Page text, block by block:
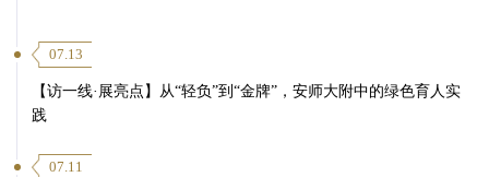
07.13
【访一线·展亮点】从“轻负”到“金牌”，安师大附中的绿色育人实
践
07.11